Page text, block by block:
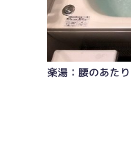
楽湯：腰のあた